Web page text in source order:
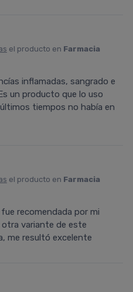
el producto en Farmacia
inflamadas, sangrado e
un producto que lo uso
tiempos no había en
el producto en Farmacia
recomendada por mi
variante de este
me resultó excelente